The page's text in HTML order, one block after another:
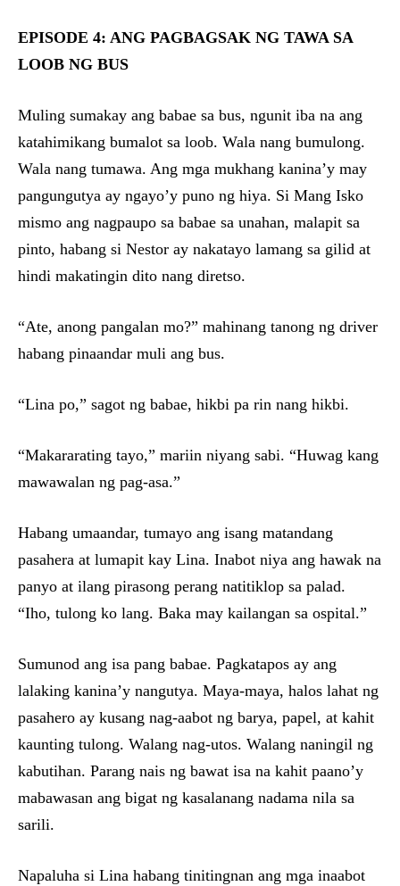
EPISODE 4: ANG PAGBAGSAK NG TAWA SA
LOOB NG BUS
Muling sumakay ang babae sa bus, ngunit iba na ang
katahimikang bumalot sa loob. Wala nang bumulong.
Wala nang tumawa. Ang mga mukhang kanina’y may
pangungutya ay ngayo’y puno ng hiya. Si Mang Isko
mismo ang nagpaupo sa babae sa unahan, malapit sa
pinto, habang si Nestor ay nakatayo lamang sa gilid at
hindi makatingin dito nang diretso.
“Ate, anong pangalan mo?” mahinang tanong ng driver
habang pinaandar muli ang bus.
“Lina po,” sagot ng babae, hikbi pa rin nang hikbi.
“Makararating tayo,” mariin niyang sabi. “Huwag kang
mawawalan ng pag-asa.”
Habang umaandar, tumayo ang isang matandang
pasahera at lumapit kay Lina. Inabot niya ang hawak na
panyo at ilang pirasong perang natitiklop sa palad.
“Iho, tulong ko lang. Baka may kailangan sa ospital.”
Sumunod ang isa pang babae. Pagkatapos ay ang
lalaking kanina’y nangutya. Maya-maya, halos lahat ng
pasahero ay kusang nag-aabot ng barya, papel, at kahit
kaunting tulong. Walang nag-utos. Walang naningil ng
kabutihan. Parang nais ng bawat isa na kahit paano’y
mabawasan ang bigat ng kasalanang nadama nila sa
sarili.
Napaluha si Lina habang tinitingnan ang mga inaabot